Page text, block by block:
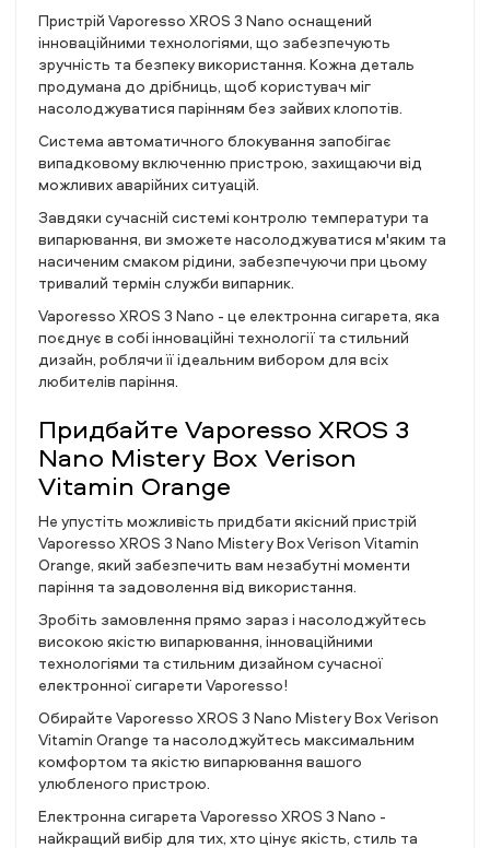
Пристрій Vaporesso XROS 3 Nano оснащений
інноваційними технологіями, що забезпечують
зручність та безпеку використання. Кожна деталь
продумана до дрібниць, щоб користувач міг
насолоджуватися парінням без зайвих клопотів.
Система автоматичного блокування запобігає
випадковому включенню пристрою, захищаючи від
можливих аварійних ситуацій.
Завдяки сучасній системі контролю температури та
випарювання, ви зможете насолоджуватися м'яким та
насиченим смаком рідини, забезпечуючи при цьому
тривалий термін служби випарник.
Vaporesso XROS 3 Nano - це електронна сигарета, яка
поєднує в собі інноваційні технології та стильний
дизайн, роблячи її ідеальним вибором для всіх
любителів паріння.
Придбайте Vaporesso XROS 3
Nano Mistery Box Verison
Vitamin Orange
Не упустіть можливість придбати якісний пристрій
Vaporesso XROS 3 Nano Mistery Box Verison Vitamin
Orange, який забезпечить вам незабутні моменти
паріння та задоволення від використання.
Зробіть замовлення прямо зараз і насолоджуйтесь
високою якістю випарювання, інноваційними
технологіями та стильним дизайном сучасної
електронної сигарети Vaporesso!
Обирайте Vaporesso XROS 3 Nano Mistery Box Verison
Vitamin Orange та насолоджуйтесь максимальним
комфортом та якістю випарювання вашого
улюбленого пристрою.
Електронна сигарета Vaporesso XROS 3 Nano -
найкращий вибір для тих, хто цінує якість, стиль та